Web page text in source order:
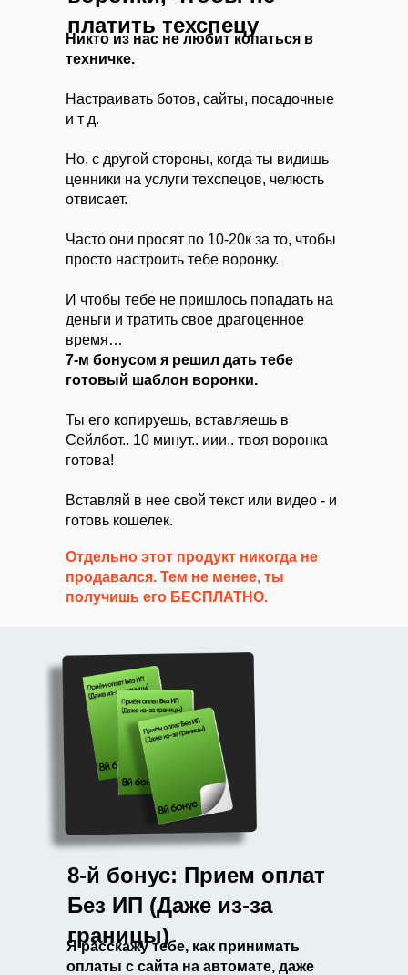
Никто из нас не любит копаться в
техничке.
Настраивать ботов, сайты, посадочные
и т д.
Но, с другой стороны, когда ты видишь
ценники на услуги техспецов, челюсть
отвисает.
Часто они просят по 10-20к за то, чтобы
просто настроить тебе воронку.
И чтобы тебе не пришлось попадать на
деньги и тратить свое драгоценное
время…
7-м бонусом я решил дать тебе
готовый шаблон воронки.
Ты его копируешь, вставляешь в
Сейлбот.. 10 минут.. иии.. твоя воронка
готова!
Вставляй в нее свой текст или видео - и
готовь кошелек.
Отдельно этот продукт никогда не
продавался. Тем не менее, ты
получишь его БЕСПЛАТНО.
платить техспецу
Я расскажу тебе, как принимать
оплаты с сайта на автомате, даже
8-й бонус: Прием оплат
Без ИП (Даже из-за
границы)